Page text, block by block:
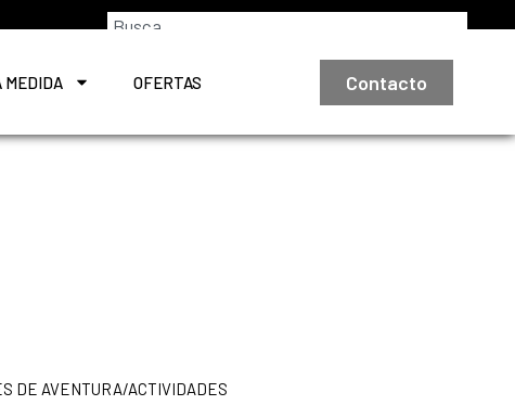
MEDIDA OFERTAS Contacto
DE AVENTURA/ACTIVIDADES